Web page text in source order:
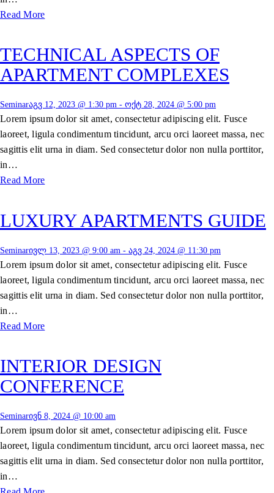
Read More
TECHNICAL ASPECTS OF
APARTMENT COMPLEXES
Seminarაგვ 12, 2023 @ 1:30 pm - ოქტ 28, 2024 @ 5:00 pm
Lorem ipsum dolor sit amet, consectetur adipiscing elit. Fusce
laoreet, ligula condimentum tincidunt, arcu orci laoreet massa, nec
sagittis elit urna in diam. Sed consectetur dolor non nulla porttitor,
in…
Read More
LUXURY APARTMENTS GUIDE
Seminarივლ 13, 2023 @ 9:00 am - აგვ 24, 2024 @ 11:30 pm
Lorem ipsum dolor sit amet, consectetur adipiscing elit. Fusce
laoreet, ligula condimentum tincidunt, arcu orci laoreet massa, nec
sagittis elit urna in diam. Sed consectetur dolor non nulla porttitor,
in…
Read More
INTERIOR DESIGN
CONFERENCE
Seminarივნ 8, 2024 @ 10:00 am
Lorem ipsum dolor sit amet, consectetur adipiscing elit. Fusce
laoreet, ligula condimentum tincidunt, arcu orci laoreet massa, nec
sagittis elit urna in diam. Sed consectetur dolor non nulla porttitor,
in…